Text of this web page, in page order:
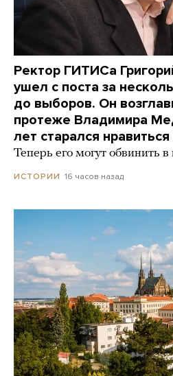
Ректор ГИТИСа
ушел с поста за
до выборов. Он
протеже Владимира
лет старался нравиться
Теперь его могут обвинить
ИСТОРИИ 16 часов назад